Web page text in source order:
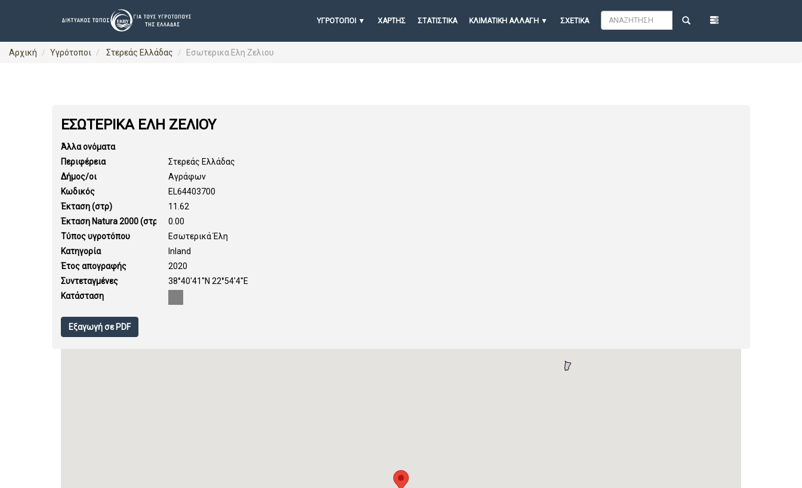
ΥΓΡΟΤΟΠΟΙ ΧΆΡΤΗΣ ΣΤΑΤΙΣΤΙΚΆ ΚΛΙΜΑΤΙΚΗ ΑΛΛΑΓΗ ΣΧΕΤΙΚΆ
Αρχική Υγρότοποι Στερεάς Ελλάδας Εσωτερικα Ελη Ζελιου
ΕΣΩΤΕΡΙΚΑ ΕΛΗ ΖΕΛΙΟΥ
Άλλα ονόματα
Περιφέρεια
Στερεάς Ελλάδας
Δήμος/οι
Αγράφων
Κωδικός
EL64403700
Έκταση (στρ)
11.62
Έκταση Natura 2000 (στρ)
0.00
Τύπος υγροτόπου
Εσωτερικά Έλη
Κατηγορία
Inland
Έτος απογραφής
2020
Συντεταγμένες
38°40'41''N 22°54'4''E
Κατάσταση
Εξαγωγή σε PDF